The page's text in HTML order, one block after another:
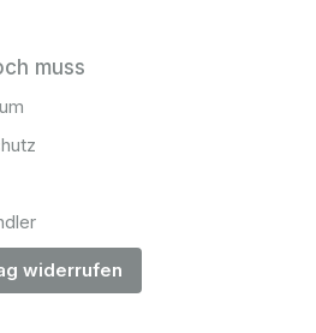
muss
widerrufen